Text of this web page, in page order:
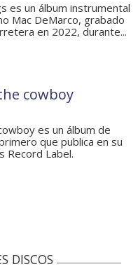
es un álbum instrumental
Mac DeMarco, grabado
en 2022, durante...
cowboy
es un álbum de
que publica en su
Record Label.
DISCOS